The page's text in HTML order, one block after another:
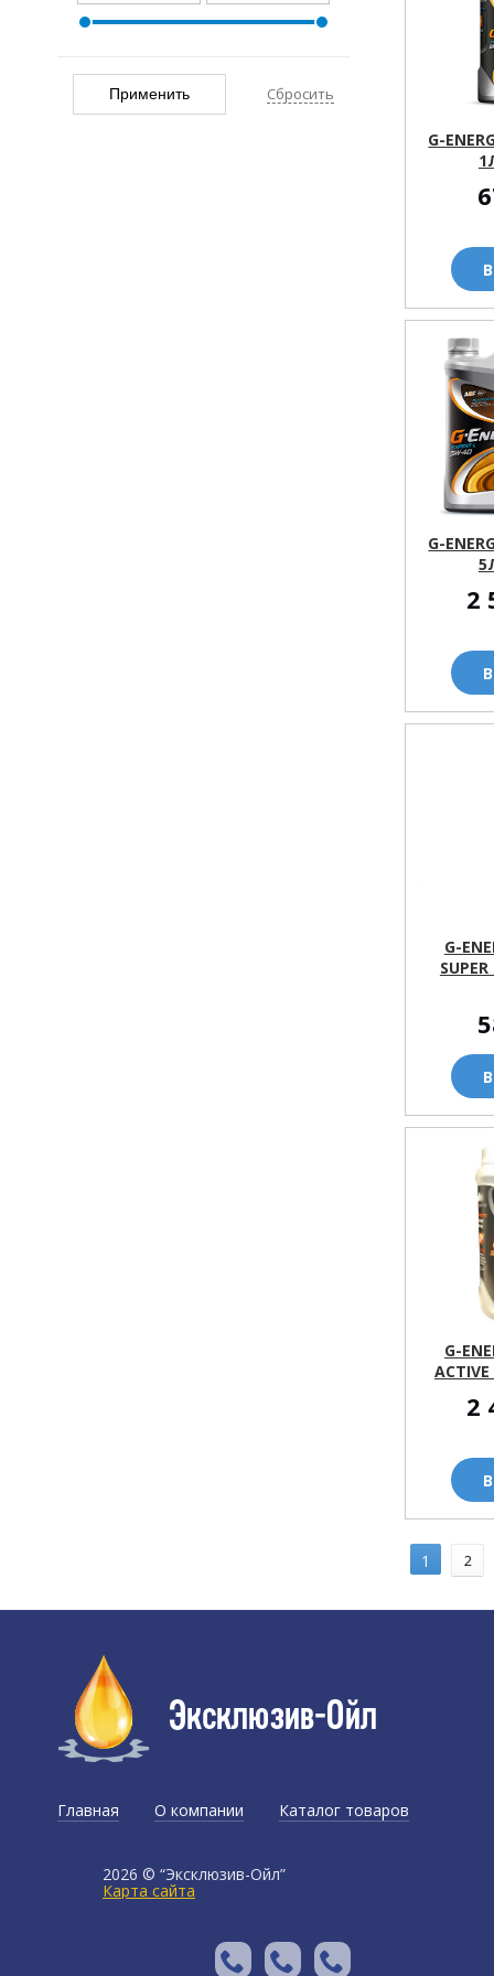
C3(2)
Применить Сбросить
G-
G-
2
G-
G-
2
1 2
Главная О компании Каталог товаров
2026 © “Эксклюзив-Ойл”
Карта сайта